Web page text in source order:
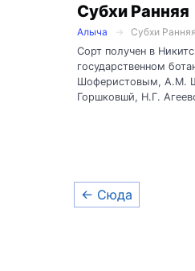
Субхи Ранняя
Алыча
Субхи
Сорт получен в
государственном
Шоферистовым, А.М.
Горшковшй, Н.Г.
← Сюда